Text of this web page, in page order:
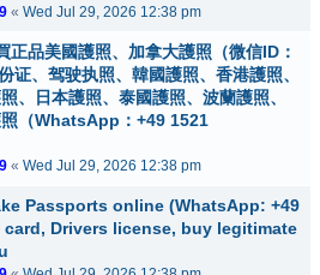
« Wed Jul 29, 2026 12:38 pm
正品美國護照、加拿大護照（微信ID：
证、驾驶执照、韓國護照、香港護照、
、日本護照、泰國護照、波蘭護照、
（WhatsApp：+49 1521
« Wed Jul 29, 2026 12:38 pm
Passports online (WhatsApp: +49
card, Drivers license, buy legitimate